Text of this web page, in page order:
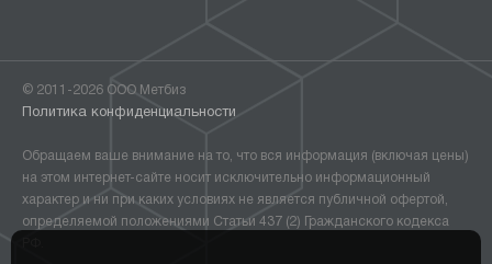
© 2011-2026 ООО Метбиз
Политика конфиденциальности
Обращаем ваше внимание на то, что вся информация (включая цены)
на этом интернет-сайте носит исключительно информационный
характер и ни при каких условиях не является публичной офертой,
определяемой положениями Статьи 437 (2) Гражданского кодекса